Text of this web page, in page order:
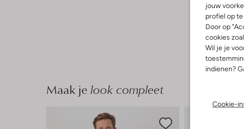
jouw
profiel op
Door op
cookies
Wil je je
indienen?
Cookie-
Maak je look compleet